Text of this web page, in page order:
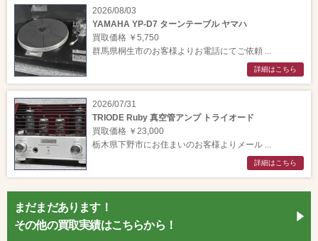
2026/08/03
YAMAHA YP-D7 ターンテーブル ヤマハ
買取価格 ￥5,750
群馬県桐生市のお客様よりお電話にてご依頼 ...
詳細はこちら
2026/07/31
TRIODE Ruby 真空管アンプ トライオード
買取価格 ￥23,000
栃木県下野市にお住まいのお客様よりメール ...
詳細はこちら
まだまだあります！
その他の買取実績はこちらから！